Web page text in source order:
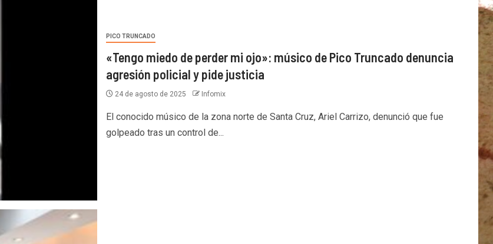
PICO TRUNCADO
«Tengo miedo de perder mi ojo»: músico de Pico Truncado denuncia
agresión policial y pide justicia
24 de agosto de 2025 Infomix
El conocido músico de la zona norte de Santa Cruz, Ariel Carrizo, denunció que fue
golpeado tras un control de...